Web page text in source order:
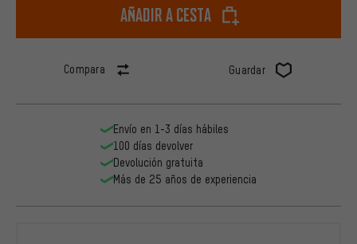
Añadir a cesta
Compara Guardar
Envío en 1-3 días hábiles
100 días devolver
Devolución gratuita
Más de 25 años de experiencia